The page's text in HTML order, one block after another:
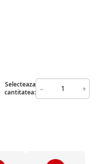
Selecteaza
cantitatea: - +